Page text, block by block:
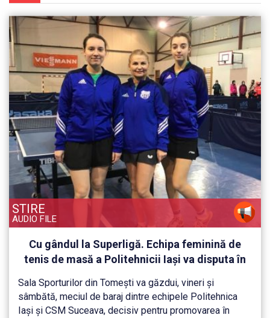
STIRE
AUDIO FILE
Cu gândul la Superligă. Echipa feminină de
tenis de masă a Politehnicii Iași va disputa în
elită, la Tomești
Sala Sporturilor din Tomești va găzdui, vineri și
sâmbătă, meciul de baraj dintre echipele Politehnica
Iași și CSM Suceava, decisiv pentru promovarea în